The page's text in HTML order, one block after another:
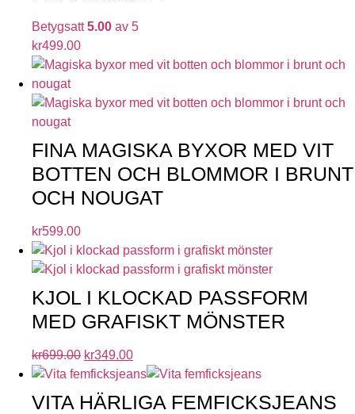
Betygsatt5.00 av 5
kr499.00
FINA MAGISKA BYXOR MED VIT
BOTTEN OCH BLOMMOR I BRUNT
OCH NOUGAT
kr599.00
KJOL I KLOCKAD PASSFORM
MED GRAFISKT MÖNSTER
kr699.00 kr349.00
VITA HÄRLIGA FEMFICKSJEANS